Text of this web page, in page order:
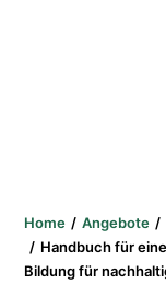
Home Angebote
Handbuch für
Bildung für